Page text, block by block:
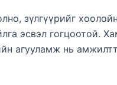
зүлгүүрийг
эсвэл гогцоотой.
агууламж нь